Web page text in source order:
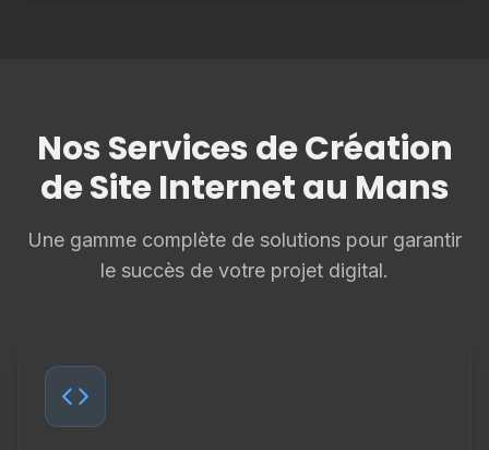
Nos Services de Création
de Site Internet au Mans
Une gamme complète de solutions pour garantir
le succès de votre projet digital.